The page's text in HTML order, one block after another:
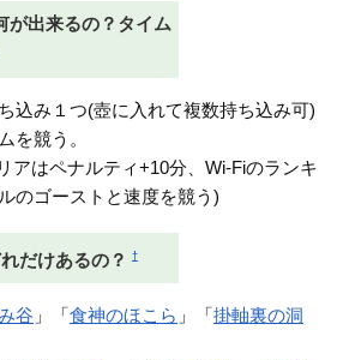
が出来るの？タイム
込み１つ(壺に入れて複数持ち込み可)
を競う。
アはペナルティ+10分、Wi-Fiのランキ
のゴーストと速度を競う)
だけあるの？ †
谷 」「食神のほこら 」「掛軸裏の洞